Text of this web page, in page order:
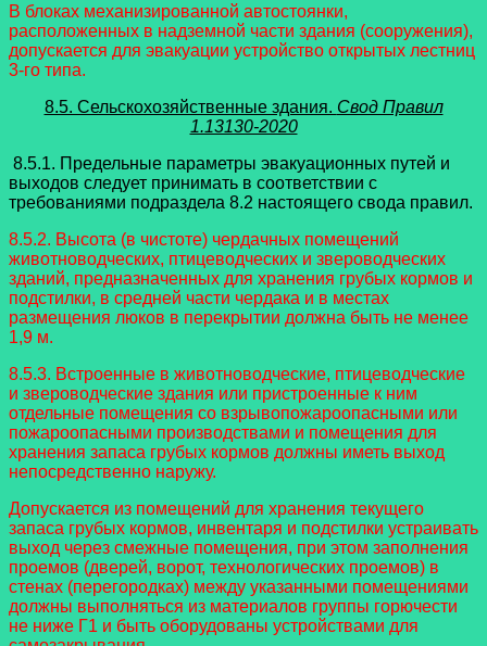
В блоках механизированной автостоянки,
расположенных в надземной части здания (сооружения),
допускается для эвакуации устройство открытых лестниц
3-го типа.
8.5. Сельскохозяйственные здания. Свод Правил
1.13130-2020
8.5.1. Предельные параметры эвакуационных путей и
выходов следует принимать в соответствии с
требованиями подраздела 8.2 настоящего свода правил.
8.5.2. Высота (в чистоте) чердачных помещений
животноводческих, птицеводческих и звероводческих
зданий, предназначенных для хранения грубых кормов и
подстилки, в средней части чердака и в местах
размещения люков в перекрытии должна быть не менее
1,9 м.
8.5.3. Встроенные в животноводческие, птицеводческие
и звероводческие здания или пристроенные к ним
отдельные помещения со взрывопожароопасными или
пожароопасными производствами и помещения для
хранения запаса грубых кормов должны иметь выход
непосредственно наружу.
Допускается из помещений для хранения текущего
запаса грубых кормов, инвентаря и подстилки устраивать
выход через смежные помещения, при этом заполнения
проемов (дверей, ворот, технологических проемов) в
стенах (перегородках) между указанными помещениями
должны выполняться из материалов группы горючести
не ниже Г1 и быть оборудованы устройствами для